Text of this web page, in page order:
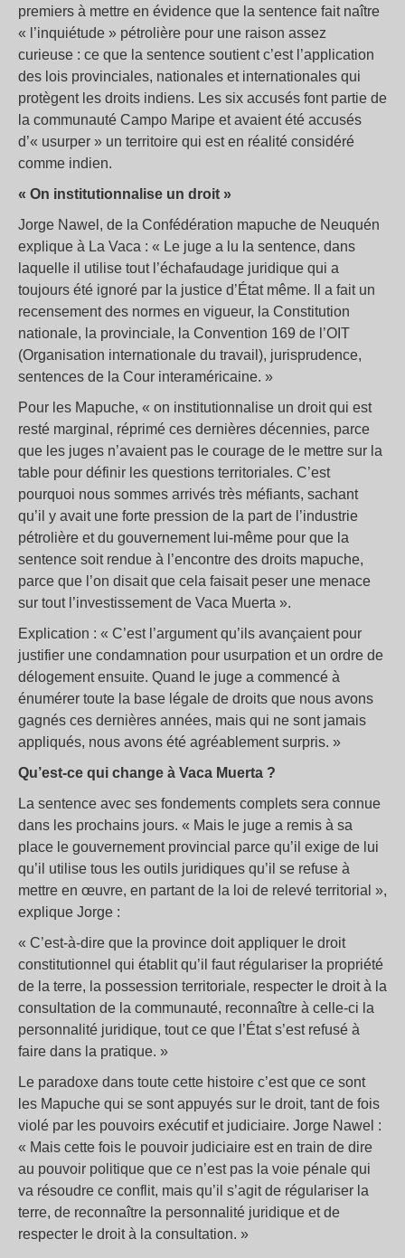
premiers à mettre en évidence que la sentence fait naître
« l’inquiétude » pétrolière pour une raison assez
curieuse : ce que la sentence soutient c’est l’application
des lois provinciales, nationales et internationales qui
protègent les droits indiens. Les six accusés font partie de
la communauté Campo Maripe et avaient été accusés
d’« usurper » un territoire qui est en réalité considéré
comme indien.
« On institutionnalise un droit »
Jorge Nawel, de la Confédération mapuche de Neuquén
explique à La Vaca : « Le juge a lu la sentence, dans
laquelle il utilise tout l’échafaudage juridique qui a
toujours été ignoré par la justice d’État même. Il a fait un
recensement des normes en vigueur, la Constitution
nationale, la provinciale, la Convention 169 de l’OIT
(Organisation internationale du travail), jurisprudence,
sentences de la Cour interaméricaine. »
Pour les Mapuche, « on institutionnalise un droit qui est
resté marginal, réprimé ces dernières décennies, parce
que les juges n’avaient pas le courage de le mettre sur la
table pour définir les questions territoriales. C’est
pourquoi nous sommes arrivés très méfiants, sachant
qu’il y avait une forte pression de la part de l’industrie
pétrolière et du gouvernement lui-même pour que la
sentence soit rendue à l’encontre des droits mapuche,
parce que l’on disait que cela faisait peser une menace
sur tout l’investissement de Vaca Muerta ».
Explication : « C’est l’argument qu’ils avançaient pour
justifier une condamnation pour usurpation et un ordre de
délogement ensuite. Quand le juge a commencé à
énumérer toute la base légale de droits que nous avons
gagnés ces dernières années, mais qui ne sont jamais
appliqués, nous avons été agréablement surpris. »
Qu’est-ce qui change à Vaca Muerta ?
La sentence avec ses fondements complets sera connue
dans les prochains jours. « Mais le juge a remis à sa
place le gouvernement provincial parce qu’il exige de lui
qu’il utilise tous les outils juridiques qu’il se refuse à
mettre en œuvre, en partant de la loi de relevé territorial »,
explique Jorge :
« C’est-à-dire que la province doit appliquer le droit
constitutionnel qui établit qu’il faut régulariser la propriété
de la terre, la possession territoriale, respecter le droit à la
consultation de la communauté, reconnaître à celle-ci la
personnalité juridique, tout ce que l’État s’est refusé à
faire dans la pratique. »
Le paradoxe dans toute cette histoire c’est que ce sont
les Mapuche qui se sont appuyés sur le droit, tant de fois
violé par les pouvoirs exécutif et judiciaire. Jorge Nawel :
« Mais cette fois le pouvoir judiciaire est en train de dire
au pouvoir politique que ce n’est pas la voie pénale qui
va résoudre ce conflit, mais qu’il s’agit de régulariser la
terre, de reconnaître la personnalité juridique et de
respecter le droit à la consultation. »